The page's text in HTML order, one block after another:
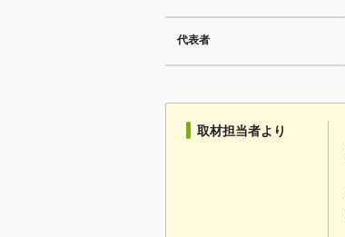
代表者
取材担当者より